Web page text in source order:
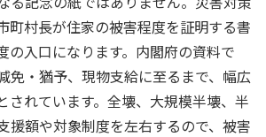
町村長が住家の被害程度を証明する書
の入口になります。内閣府の資料で
免・猶予、現物支給に至るまで、幅広
されています。全壊、大規模半壊、半
援額や対象制度を左右するので、被害